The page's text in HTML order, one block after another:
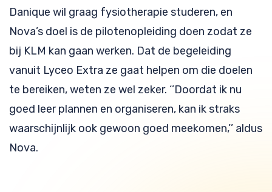
Danique wil graag fysiotherapie studeren, en
Nova’s doel is de pilotenopleiding doen zodat ze
bij KLM kan gaan werken. Dat de begeleiding
vanuit Lyceo Extra ze gaat helpen om die doelen
te bereiken, weten ze wel zeker. ‘’Doordat ik nu
goed leer plannen en organiseren, kan ik straks
waarschijnlijk ook gewoon goed meekomen,’’ aldus
Nova.